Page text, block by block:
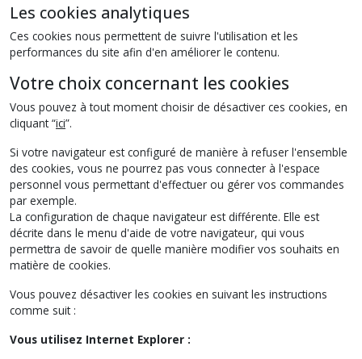
Les cookies analytiques
Ces cookies nous permettent de suivre l'utilisation et les
performances du site afin d'en améliorer le contenu.
Votre choix concernant les cookies
Vous pouvez à tout moment choisir de désactiver ces cookies, en
cliquant “ici”.
Si votre navigateur est configuré de manière à refuser l'ensemble
des cookies, vous ne pourrez pas vous connecter à l'espace
personnel vous permettant d'effectuer ou gérer vos commandes
par exemple.
La configuration de chaque navigateur est différente. Elle est
décrite dans le menu d'aide de votre navigateur, qui vous
permettra de savoir de quelle manière modifier vos souhaits en
matière de cookies.
Vous pouvez désactiver les cookies en suivant les instructions
comme suit :
Vous utilisez Internet Explorer :